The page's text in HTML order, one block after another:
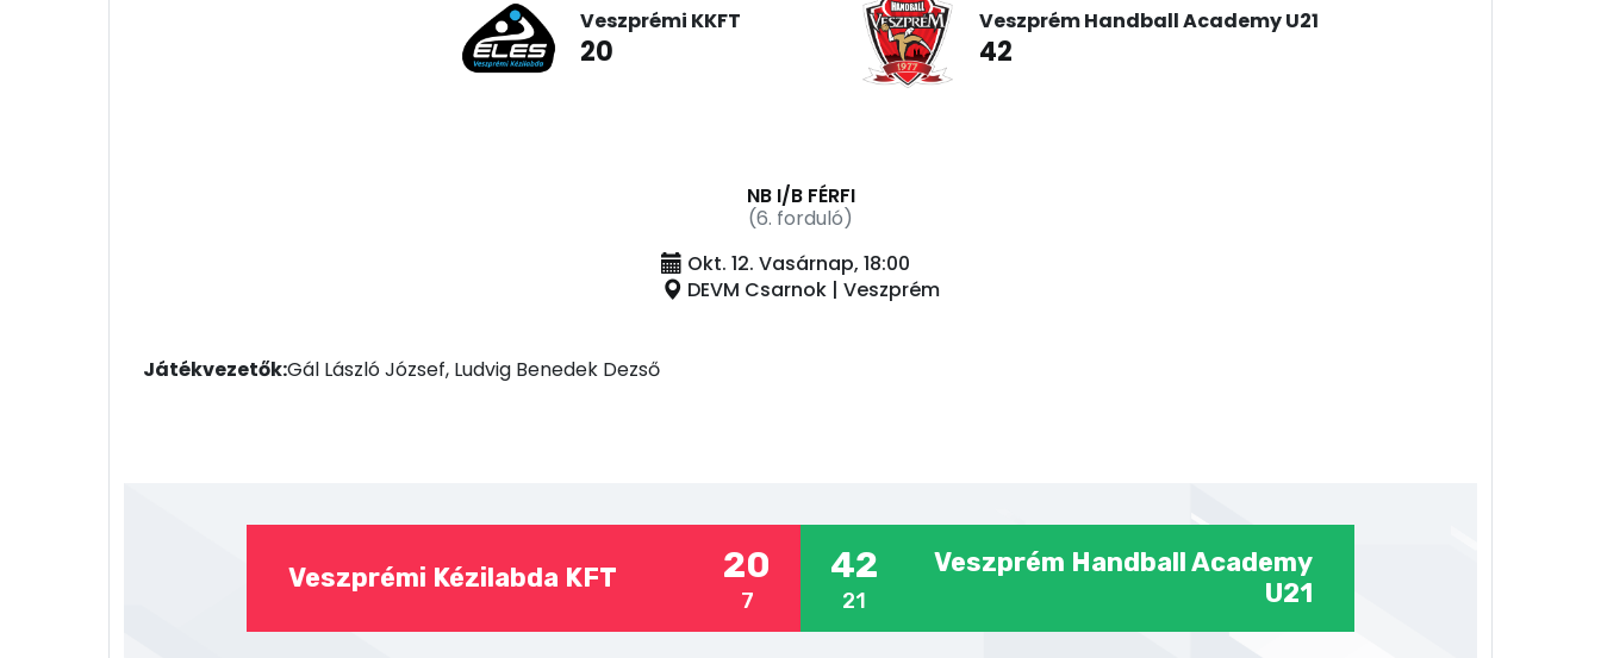
Veszprémi KKFT
20
Veszprém Handball Academy U21
42
NB I/B FÉRFI
(6. forduló)
Okt. 12. Vasárnap, 18:00
DEVM Csarnok | Veszprém
Játékvezetők:Gál László József, Ludvig Benedek Dezső